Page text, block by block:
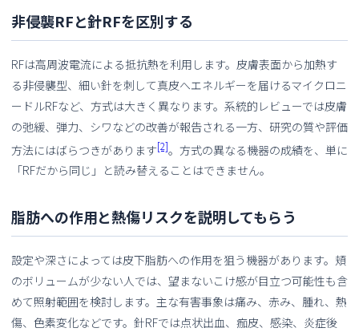
非侵襲RFと針RFを区別する
RFは高周波電流による抵抗熱を利用します。皮膚表面から加熱す
る非侵襲型、細い針を刺して真皮へエネルギーを届けるマイクロニ
ードルRFなど、方式は大きく異なります。系統的レビューでは皮膚
の弛緩、弾力、シワなどの改善が報告される一方、研究の質や評価
方法にはばらつきがあります[2]。方式の異なる機器の成績を、単に
「RFだから同じ」と読み替えることはできません。
脂肪への作用と熱傷リスクを説明してもらう
設定や深さによっては皮下脂肪への作用を狙う機器があります。頬
のボリュームが少ない人では、望まないこけ感が目立つ可能性も含
めて照射範囲を検討します。主な有害事象は痛み、赤み、腫れ、熱
傷、色素変化などです。針RFでは点状出血、痂皮、感染、炎症後